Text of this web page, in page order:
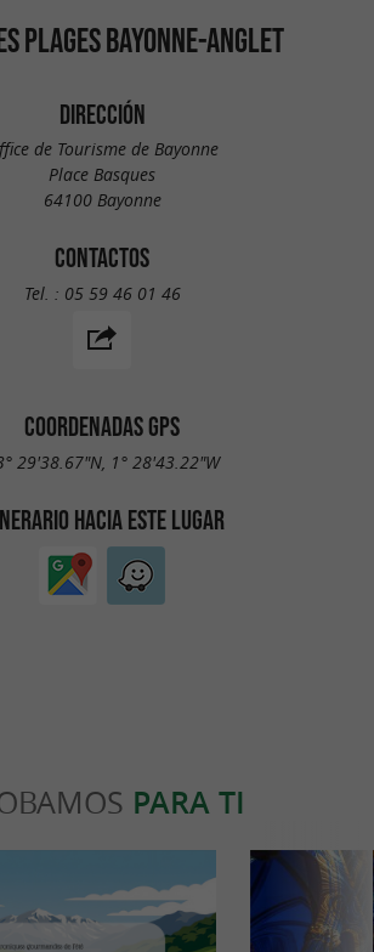
PLAGES BAYONNE-ANGLET
DIRECCIÓN
de Tourisme de Bayonne
Place Basques
64100 Bayonne
CONTACTOS
Tel. : 05 59 46 01 46
COORDENADAS GPS
29'38.67"N, 1° 28'43.22"W
HACIA ESTE LUGAR
PARA TI